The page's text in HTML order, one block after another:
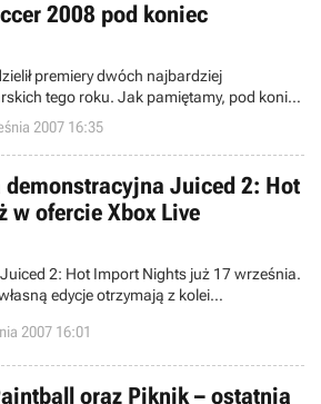
2008 pod koniec
premiery dwóch najbardziej
tego roku. Jak pamiętamy, pod koniec
do wiadomości, że multiplatformowy
na 28 września 2007. Dzisiaj z
iż najgroźniejszy konkurent
Evolution Soccer 2008, zawita do Europy
2007 16:35
Juiced 2: Hot
w ofercie Xbox Live
2: Hot Import Nights już 17 września.
edycje otrzymają z kolei
nas zatem dziwić publikacja drugiej już
przeprowadzona w ramach usługi Xbox
2007 16:01
oraz Piknik – ostatnia